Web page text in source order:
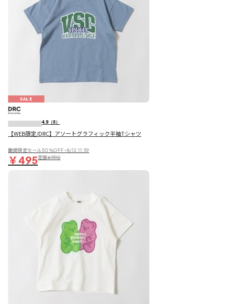
SALE
4.9 （8）
【WEB限定/DRC】アソートグラフィック半袖Tシャツ
期間限定セール50％OFF~8/12 11:59
￥495定価￥990